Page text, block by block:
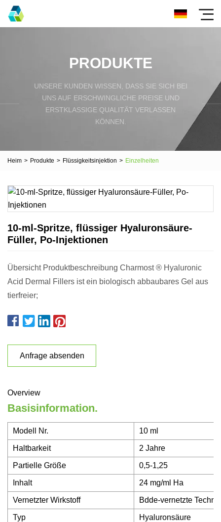
PRODUKTE
UNSERE KUNDEN WISSEN, DASS SIE SICH BEI
UNS AUF ERSCHWINGLICHE PREISE UND
ERSTKLASSIGE QUALITÄT VERLASSEN
KÖNNEN.
Heim > Produkte > Flüssigkeitsinjektion > Einzelheiten
10-ml-Spritze, flüssiger Hyaluronsäure-
Füller, Po-Injektionen
Übersicht Produktbeschreibung Charmost ® Hyaluronic
Acid Dermal Fillers ist ein biologisch abbaubares Gel aus
tierfreier;
Anfrage absenden
Overview
Basisinformation.
Modell Nr. 10 ml
Haltbarkeit 2 Jahre
Partielle Größe 0,5-1,25
Inhalt 24 mg/ml Ha
Vernetzter Wirkstoff Bdde-vernetzte
Typ Hyaluronsäure